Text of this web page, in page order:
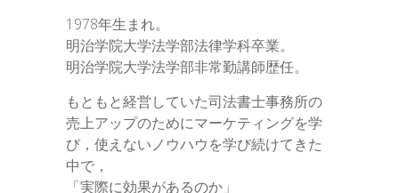
1978年生まれ。
明治学院大学法学部法律学科卒業。
明治学院大学法学部非常勤講師歴任。
もともと経営していた司法書士事務所の
売上アップのためにマーケティングを学
び，使えないノウハウを学び続けてきた
中で，
「実際に効果があるのか」